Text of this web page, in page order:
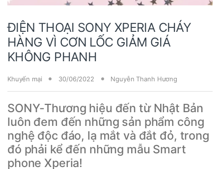
ĐIỆN THOẠI SONY XPERIA CHÁY
HÀNG VÌ CƠN LỐC GIẢM GIÁ
KHÔNG PHANH
Khuyến mại 30/06/2022 Nguyễn Thanh Hương
SONY-Thương hiệu đến từ Nhật Bản
luôn đem đến những sản phẩm công
nghệ độc đáo, lạ mắt và đắt đỏ, trong
đó phải kể đến những mẫu Smart
phone Xperia!